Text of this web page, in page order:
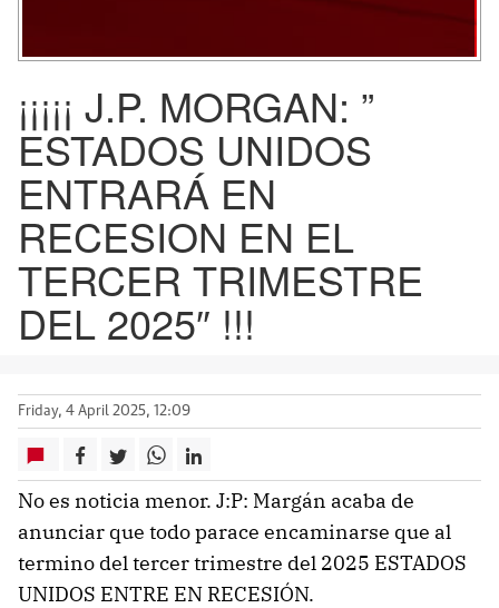
¡¡¡¡¡ J.P. MORGAN: ”
ESTADOS UNIDOS
ENTRARÁ EN
RECESION EN EL
TERCER TRIMESTRE
DEL 2025″ !!!
Friday, 4 April 2025, 12:09
No es noticia menor. J:P: Margán acaba de
anunciar que todo parace encaminarse que al
termino del tercer trimestre del 2025 ESTADOS
UNIDOS ENTRE EN RECESIÓN.